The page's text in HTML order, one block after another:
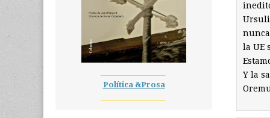
la UE
Y la
Política &Prosa